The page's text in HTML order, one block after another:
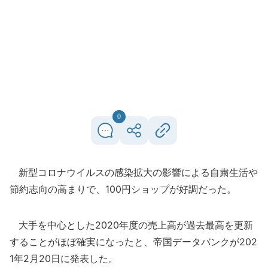
0
新型コロナウイルスの感染拡大の影響による自粛生活や
節約志向の高まりで、100円ショップが好調だった。
大手を中心とした2020年度の売上高が過去最高を更新
することがほぼ確実になったと、帝国データバンクが202
1年2月20日に発表した。